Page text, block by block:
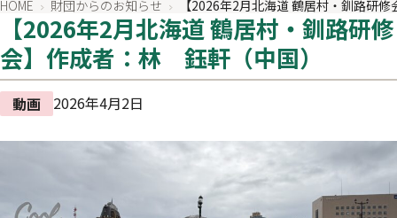
HOME 財団からのお知らせ 【2026年2月北海道 鶴居村・釧路研
【2026年2月北海道 鶴居村・釧路研修
会】作成者：林 鈺軒（中国）
動画 2026年4月2日